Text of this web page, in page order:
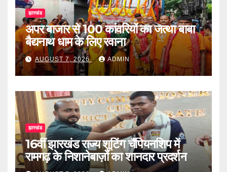
झारखंड
अपर बाजार से 100 कांवरियों का जत्था बाबा
बैद्यनाथ धाम के लिए रवाना
AUGUST 7, 2026 ADMIN
झारखंड
16वीं झारखंड राज्य शूटिंग चैंपियनशिप में
रामगढ़ के निशानेबाज़ों का शानदार प्रदर्शन